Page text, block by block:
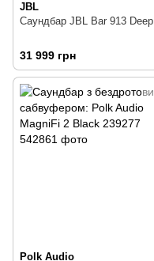
JBL
Саундбар JBL Bar 913 Deep
31 999 грн
Polk Audio